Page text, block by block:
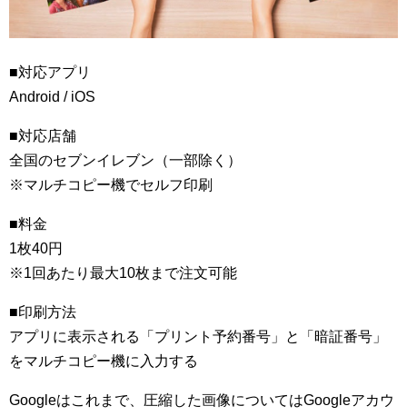
■対応アプリ
Android / iOS
■対応店舗
全国のセブンイレブン（一部除く）
※マルチコピー機でセルフ印刷
■料金
1枚40円
※1回あたり最大10枚まで注文可能
■印刷方法
アプリに表示される「プリント予約番号」と「暗証番号」
をマルチコピー機に入力する
Googleはこれまで、圧縮した画像についてはGoogleアカウ